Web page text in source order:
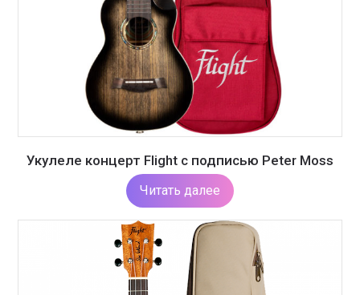
Укулеле концерт Flight с подписью Peter Moss
Читать далее